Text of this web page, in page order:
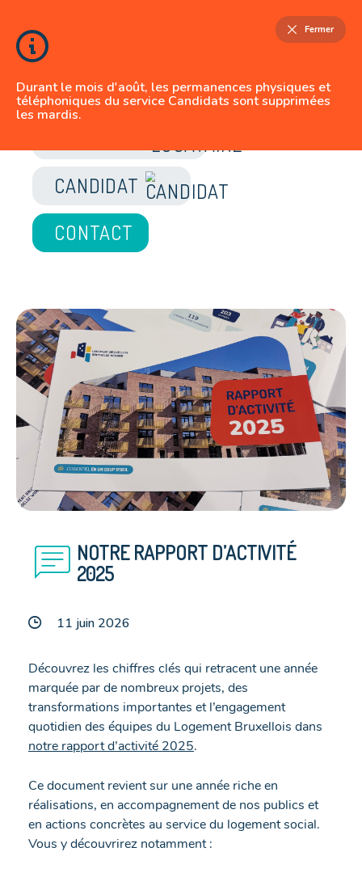
Durant le mois d'août, les permanences physiques et
téléphoniques du service Candidats sont supprimées
les mardis.
Fermer
JE SUIS
LOCATAIRE
CANDIDAT
chat NOTRE RAPPORT D’ACTIVITÉ
2025
11 juin 2026
Découvrez les chiffres clés qui retracent une année
marquée par de nombreux projets, des
transformations importantes et l’engagement
quotidien des équipes du Logement Bruxellois dans
notre rapport d’activité 2025.
Ce document revient sur une année riche en
réalisations, en accompagnement de nos publics et
en actions concrètes au service du logement social.
Vous y découvrirez notamment :